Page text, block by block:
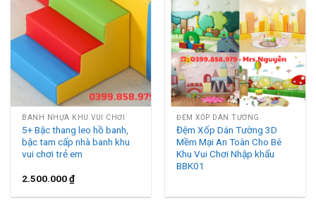
BANH NHỰA KHU VUI CHƠI
5+ Bậc thang leo hồ banh,
bậc tam cấp nhà banh khu
vui chơi trẻ em
2.500.000₫
ĐỆM XỐP DÁN TƯỜNG
Đệm Xốp Dán Tường 3D
Mềm Mại An Toàn Cho Bé
Khu Vui Chơi Nhập khẩu
BBK01